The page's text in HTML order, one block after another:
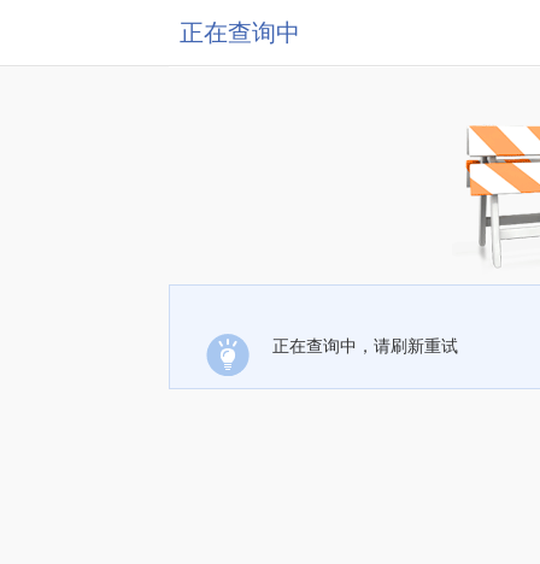
正在查询中
正在查询中，请刷新重试